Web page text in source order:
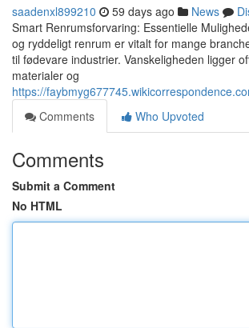
saadenxl899210 59 days ago News
Smart Renrumsforvaring: Essentielle
og ryddeligt renrum er vitalt for mange
til fødevare industrier. Vanskeligheden ligger
materialer og
https://
Comments
Who Upvoted
Comments
Submit a Comment
No HTML